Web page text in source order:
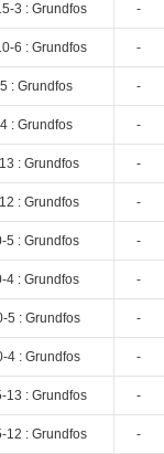
3 : Grundfos -
6 : Grundfos -
: Grundfos -
: Grundfos -
: Grundfos -
: Grundfos -
5 : Grundfos -
4 : Grundfos -
5 : Grundfos -
4 : Grundfos -
13 : Grundfos -
12 : Grundfos -